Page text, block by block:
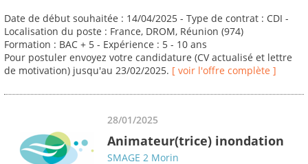
Date de début souhaitée : 14/04/2025 - Type de contrat : CDI -
Localisation du poste : France, DROM, Réunion (974)
Formation : BAC + 5 - Expérience : 5 - 10 ans
Pour postuler envoyez votre candidature (CV actualisé et lettre
de motivation) jusqu'au 23/02/2025. [ voir l'offre complète ]
28/01/2025
Animateur(trice) inondation
SMAGE 2 Morin